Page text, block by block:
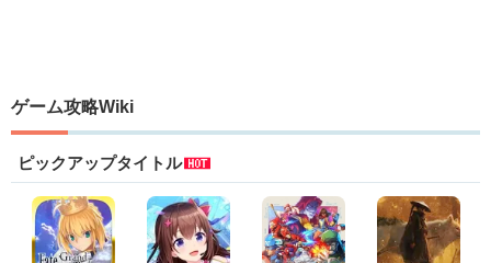
ゲーム攻略Wiki
ピックアップタイトル